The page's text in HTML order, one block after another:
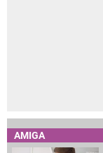
AMIGA